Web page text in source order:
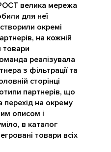
велика мережа
для неї
окремі
на кожній
товари
реалізувала
з фільтрації та
сторінці
партнерів, що
перехід на окрему
описом і
в каталог
товари всіх